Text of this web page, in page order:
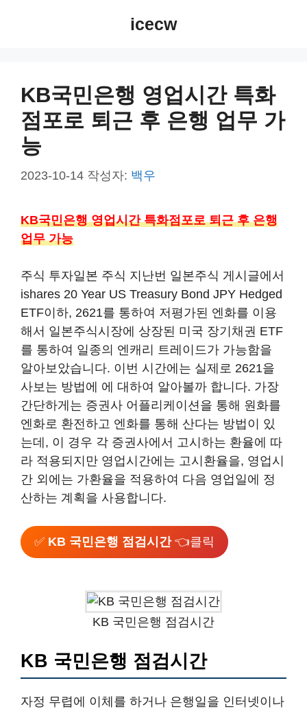
icecw
KB국민은행 영업시간 특화
점포로 퇴근 후 은행 업무 가
능
2023-10-14 작성자: 백우
KB국민은행 영업시간 특화점포로 퇴근 후 은행
업무 가능
주식 투자일본 주식 지난번 일본주식 게시글에서
ishares 20 Year US Treasury Bond JPY Hedged
ETF이하, 2621를 통하여 저평가된 엔화를 이용
해서 일본주식시장에 상장된 미국 장기채권 ETF
를 통하여 일종의 엔캐리 트레이드가 가능함을
알아보았습니다. 이번 시간에는 실제로 2621을
사보는 방법에 에 대하여 알아볼까 합니다. 가장
간단하게는 증권사 어플리케이션을 통해 원화를
엔화로 환전하고 엔화를 통해 산다는 방법이 있
는데, 이 경우 각 증권사에서 고시하는 환율에 따
라 적용되지만 영업시간에는 고시환율을, 영업시
간 외에는 가환율을 적용하여 다음 영업일에 정
산하는 계획을 사용합니다.
✅ KB 국민은행 점검시간👈클릭
KB 국민은행 점검시간
KB 국민은행 점검시간
자정 무렵에 이체를 하거나 은행일을 인터넷이나